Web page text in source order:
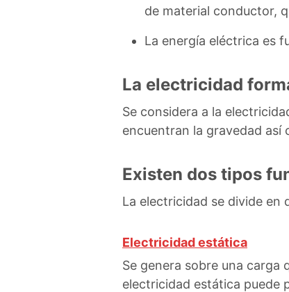
de material conductor,
La energía eléctrica es
La electricidad
Se considera a la
encuentran la gravedad así
Existen dos tipos
La electricidad se divide en
Electricidad estática
Se genera sobre una carga
electricidad estática puede